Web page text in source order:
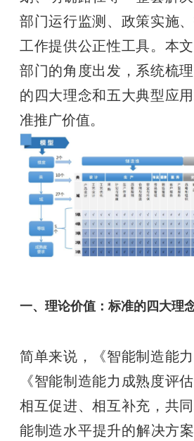
部门运行监测、政策实施
工作提供公正性工具。本
部门的角度出发，系统梳
的四大理念和五大典型应
准推广价值。
一、理论价值：标准的四大理
简单来说，《智能制造能
《智能制造能力成熟度评
相互促进、相互补充，共
能制造水平提升的解决方